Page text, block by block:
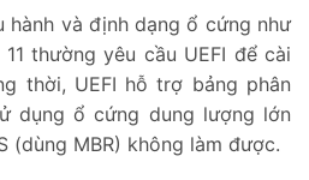
hành và định dạng ổ cứng như
thường yêu cầu UEFI để cài
thời, UEFI hỗ trợ bảng phân
dụng ổ cứng dung lượng lớn
(dùng MBR) không làm được.